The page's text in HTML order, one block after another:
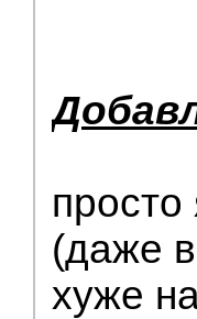
(даже
хуже